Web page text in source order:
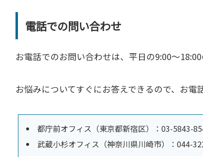
電話での問い合わせ
お電話でのお問い合わせは、平日の9:00～18:00
お悩みについてすぐにお答えできるので、お電
都庁前オフィス（東京都新宿区）：03-5843-
武蔵小杉オフィス（神奈川県川崎市）：044-